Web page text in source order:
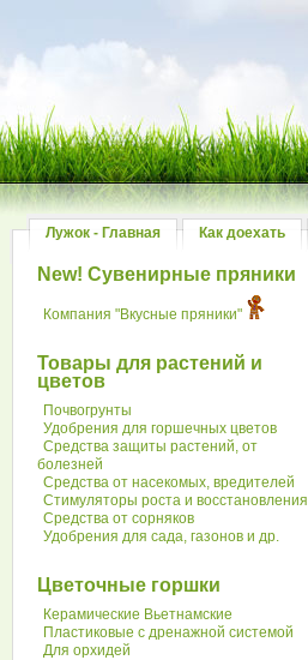
Лужок - Главная Как доехать
New! Сувенирные пряники
Компания "Вкусные пряники"
Товары для растений и
цветов
Почвогрунты
Удобрения для горшечных цветов
Средства защиты растений, от
болезней
Средства от насекомых, вредителей
Стимуляторы роста и восстановления
Средства от сорняков
Удобрения для сада, газонов и др.
Цветочные горшки
Керамические Вьетнамские
Пластиковые с дренажной системой
Для орхидей